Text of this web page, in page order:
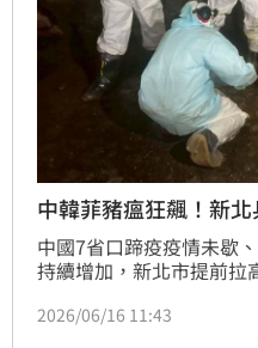
中韓菲豬瘟狂飆！新
中國7省口蹄疫疫情未歇
持續增加，新北市提前拉
市場及違法廚餘養豬等4
2026/06/16 11:43